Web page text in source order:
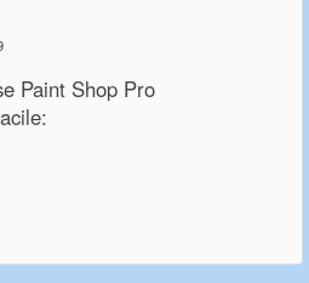
Paint Shop Pro